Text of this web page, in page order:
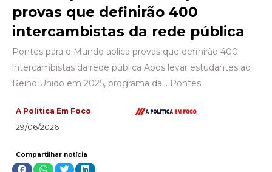
provas que definirão 400
intercambistas da rede pública
Pontes para o Mundo aplica provas que definirão 400
intercambistas da rede pública Após levar estudantes ao
Reino Unido em 2025, programa da… Pontes
A Politica Em Foco
29/06/2026
Compartilhar notícia